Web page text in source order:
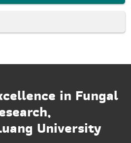
in Fungal
University